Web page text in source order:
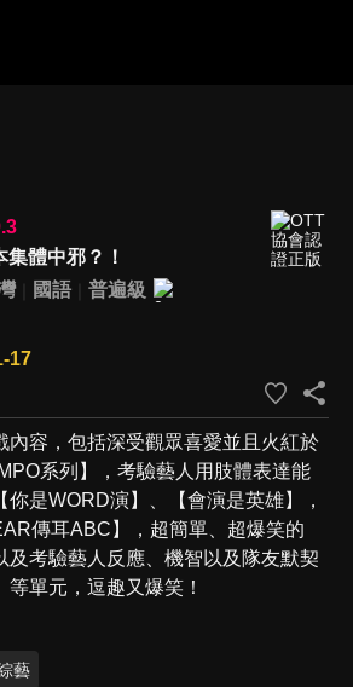
體中邪？！
國語
普遍級
17
內容，包括深受觀眾喜愛並且火紅於
系列】，考驗藝人用肢體表達能
你是WORD演】、【會演是英雄】，
傳耳ABC】，超簡單、超爆笑的
及考驗藝人反應、機智以及隊友默契
單元，逗趣又爆笑！
藝